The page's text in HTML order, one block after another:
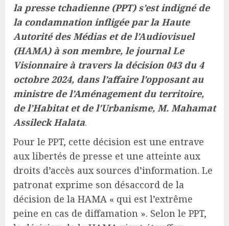
la presse tchadienne (PPT) s’est indigné de
la condamnation infligée par la Haute
Autorité des Médias et de l’Audiovisuel
(HAMA) à son membre, le journal Le
Visionnaire à travers la décision 043 du 4
octobre 2024, dans l’affaire l’opposant au
ministre de l’Aménagement du territoire,
de l’Habitat et de l’Urbanisme, M. Mahamat
Assileck Halata.
Pour le PPT, cette décision est une entrave
aux libertés de presse et une atteinte aux
droits d’accès aux sources d’information. Le
patronat exprime son désaccord de la
décision de la HAMA « qui est l’extrême
peine en cas de diffamation ». Selon le PPT,